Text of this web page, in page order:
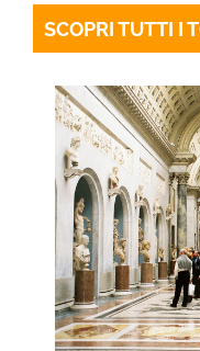
SCOPRI TUTTI I